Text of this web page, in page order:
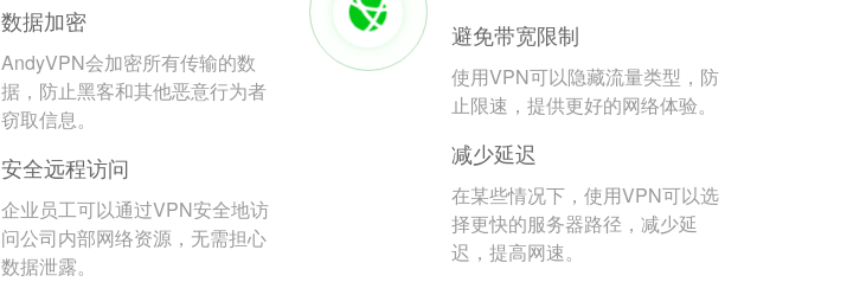
数据加密
AndyVPN会加密所有传输的数
据，防止黑客和其他恶意行为者
窃取信息。
安全远程访问
企业员工可以通过VPN安全地访
问公司内部网络资源，无需担心
数据泄露。
避免带宽限制
使用VPN可以隐藏流量类型，防
止限速，提供更好的网络体验。
减少延迟
在某些情况下，使用VPN可以选
择更快的服务器路径，减少延
迟，提高网速。